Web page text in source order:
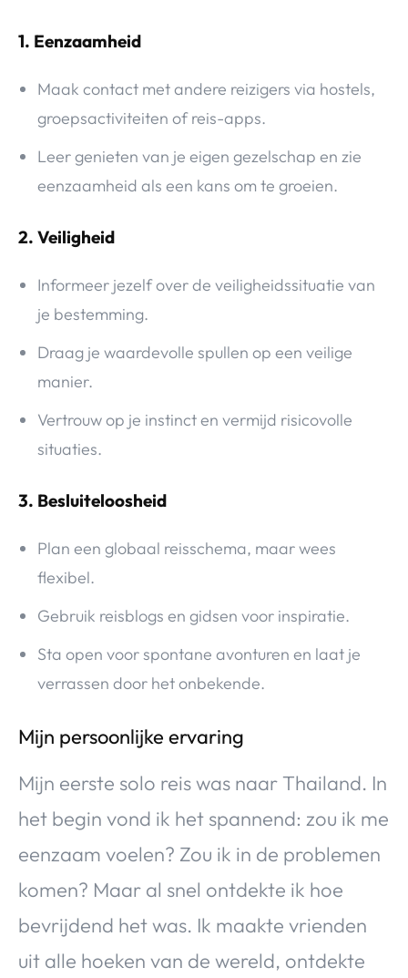
1. Eenzaamheid
Maak contact met andere reizigers via hostels,
groepsactiviteiten of reis-apps.
Leer genieten van je eigen gezelschap en zie
eenzaamheid als een kans om te groeien.
2. Veiligheid
Informeer jezelf over de veiligheidssituatie van
je bestemming.
Draag je waardevolle spullen op een veilige
manier.
Vertrouw op je instinct en vermijd risicovolle
situaties.
3. Besluiteloosheid
Plan een globaal reisschema, maar wees
flexibel.
Gebruik reisblogs en gidsen voor inspiratie.
Sta open voor spontane avonturen en laat je
verrassen door het onbekende.
Mijn persoonlijke ervaring
Mijn eerste solo reis was naar Thailand. In
het begin vond ik het spannend: zou ik me
eenzaam voelen? Zou ik in de problemen
komen? Maar al snel ontdekte ik hoe
bevrijdend het was. Ik maakte vrienden
uit alle hoeken van de wereld, ontdekte